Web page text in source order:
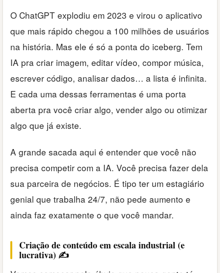
O ChatGPT explodiu em 2023 e virou o aplicativo
que mais rápido chegou a 100 milhões de usuários
na história. Mas ele é só a ponta do iceberg. Tem
IA pra criar imagem, editar vídeo, compor música,
escrever código, analisar dados… a lista é infinita.
E cada uma dessas ferramentas é uma porta
aberta pra você criar algo, vender algo ou otimizar
algo que já existe.
A grande sacada aqui é entender que você não
precisa competir com a IA. Você precisa fazer dela
sua parceira de negócios. É tipo ter um estagiário
genial que trabalha 24/7, não pede aumento e
ainda faz exatamente o que você mandar.
Criação de conteúdo em escala industrial (e
lucrativa) ✍️